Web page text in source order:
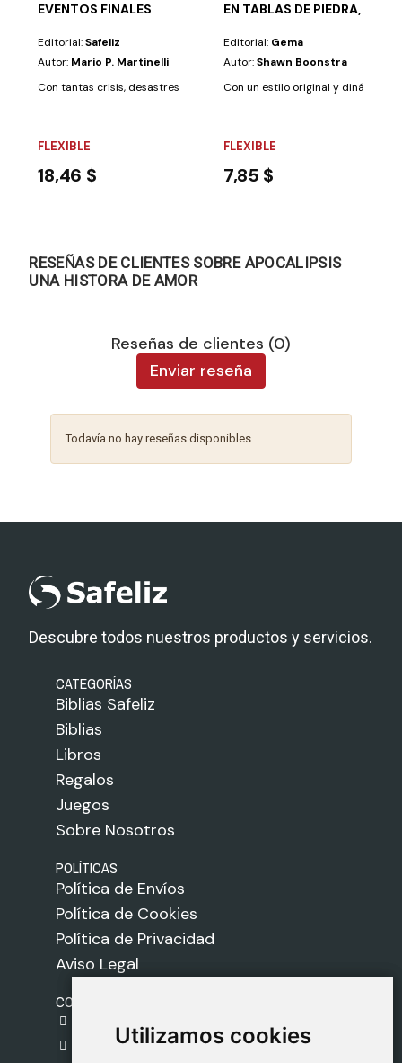
Utilizamos cookies
Utilizamos cookies
EVENTOS FINALES
Editorial:Safeliz
Autor: Mario P. Martinelli
Con tantas crisis, desastres naturales y catástrofes ocurriendo, ¿cómo
FLEXIBLE
18,46 $
EN TABLAS DE PIEDRA, UN
Editorial: Gema
Autor:Shawn Boonstra
Con un estilo original y dinámico,
FLEXIBLE
7,85 $
RESEÑAS DE CLIENTES SOBRE APOCALIPSIS
UNA HISTORA DE AMOR
Reseñas de clientes (0)
Enviar reseña
Todavía no hay reseñas disponibles.
Descubre todos nuestros productos y servicios.
CATEGORÍAS
Biblias Safeliz
Biblias
Libros
Regalos
Juegos
Sobre Nosotros
POLÍTICAS
Política de Envíos
Política de Cookies
Política de Privacidad
Aviso Legal
CONTACTO
C. del Pradillo, 6, 28770 Colmenar Viejo,